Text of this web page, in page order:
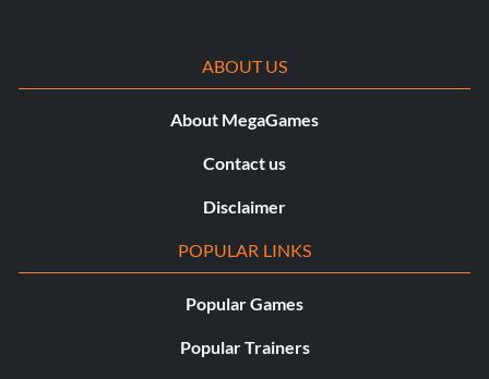
ABOUT US
About MegaGames
Contact us
Disclaimer
POPULAR LINKS
Popular Games
Popular Trainers